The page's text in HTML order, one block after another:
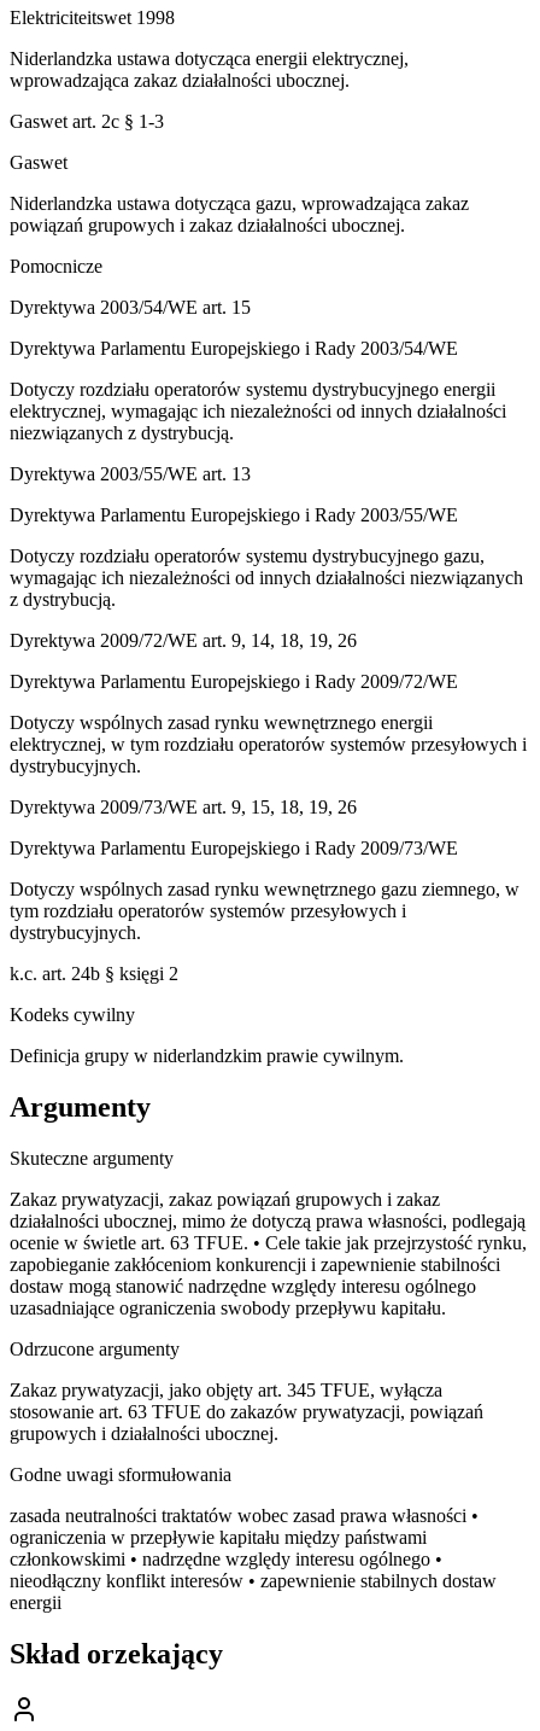
Elektriciteitswet 1998
Niderlandzka ustawa dotycząca energii elektrycznej,
wprowadzająca zakaz działalności ubocznej.
Gaswet art. 2c § 1-3
Gaswet
Niderlandzka ustawa dotycząca gazu, wprowadzająca zakaz
powiązań grupowych i zakaz działalności ubocznej.
Pomocnicze
Dyrektywa 2003/54/WE art. 15
Dyrektywa Parlamentu Europejskiego i Rady 2003/54/WE
Dotyczy rozdziału operatorów systemu dystrybucyjnego energii
elektrycznej, wymagając ich niezależności od innych działalności
niezwiązanych z dystrybucją.
Dyrektywa 2003/55/WE art. 13
Dyrektywa Parlamentu Europejskiego i Rady 2003/55/WE
Dotyczy rozdziału operatorów systemu dystrybucyjnego gazu,
wymagając ich niezależności od innych działalności niezwiązanych
z dystrybucją.
Dyrektywa 2009/72/WE art. 9, 14, 18, 19, 26
Dyrektywa Parlamentu Europejskiego i Rady 2009/72/WE
Dotyczy wspólnych zasad rynku wewnętrznego energii
elektrycznej, w tym rozdziału operatorów systemów przesyłowych i
dystrybucyjnych.
Dyrektywa 2009/73/WE art. 9, 15, 18, 19, 26
Dyrektywa Parlamentu Europejskiego i Rady 2009/73/WE
Dotyczy wspólnych zasad rynku wewnętrznego gazu ziemnego, w
tym rozdziału operatorów systemów przesyłowych i
dystrybucyjnych.
k.c. art. 24b § księgi 2
Kodeks cywilny
Definicja grupy w niderlandzkim prawie cywilnym.
Argumenty
Skuteczne argumenty
Zakaz prywatyzacji, zakaz powiązań grupowych i zakaz
działalności ubocznej, mimo że dotyczą prawa własności, podlegają
ocenie w świetle art. 63 TFUE. • Cele takie jak przejrzystość rynku,
zapobieganie zakłóceniom konkurencji i zapewnienie stabilności
dostaw mogą stanowić nadrzędne względy interesu ogólnego
uzasadniające ograniczenia swobody przepływu kapitału.
Odrzucone argumenty
Zakaz prywatyzacji, jako objęty art. 345 TFUE, wyłącza
stosowanie art. 63 TFUE do zakazów prywatyzacji, powiązań
grupowych i działalności ubocznej.
Godne uwagi sformułowania
zasada neutralności traktatów wobec zasad prawa własności •
ograniczenia w przepływie kapitału między państwami
członkowskimi • nadrzędne względy interesu ogólnego •
nieodłączny konflikt interesów • zapewnienie stabilnych dostaw
energii
Skład orzekający